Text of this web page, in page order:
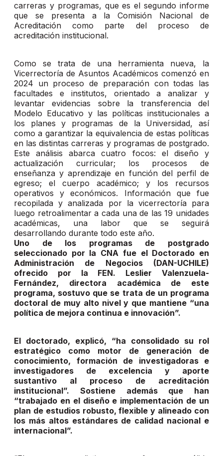
carreras y programas, que es el segundo informe
que se presenta a la Comisión Nacional de
Acreditación como parte del proceso de
acreditación institucional.
Como se trata de una herramienta nueva, la
Vicerrectoría de Asuntos Académicos comenzó en
2024 un proceso de preparación con todas las
facultades e institutos, orientado a analizar y
levantar evidencias sobre la transferencia del
Modelo Educativo y las políticas institucionales a
los planes y programas de la Universidad, así
como a garantizar la equivalencia de estas políticas
en las distintas carreras y programas de postgrado.
Este análisis abarca cuatro focos: el diseño y
actualización curricular; los procesos de
enseñanza y aprendizaje en función del perfil de
egreso; el cuerpo académico; y los recursos
operativos y económicos. Información que fue
recopilada y analizada por la vicerrectoría para
luego retroalimentar a cada una de las 19 unidades
académicas, una labor que se seguirá
desarrollando durante todo este año.
Uno de los programas de postgrado
seleccionado por la CNA fue el Doctorado en
Administración de Negocios (DAN-UCHILE)
ofrecido por la FEN. Leslier Valenzuela-
Fernández, directora académica de este
programa, sostuvo que se trata de un programa
doctoral de muy alto nivel y que mantiene “una
política de mejora continua e innovación”.
El doctorado, explicó, “ha consolidado su rol
estratégico como motor de generación de
conocimiento, formación de investigadoras e
investigadores de excelencia y aporte
sustantivo al proceso de acreditación
institucional”. Sostiene además que han
“trabajado en el diseño e implementación de un
plan de estudios robusto, flexible y alineado con
los más altos estándares de calidad nacional e
internacional”.